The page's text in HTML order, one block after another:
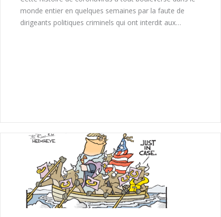
monde entier en quelques semaines par la faute de
dirigeants politiques criminels qui ont interdit aux…